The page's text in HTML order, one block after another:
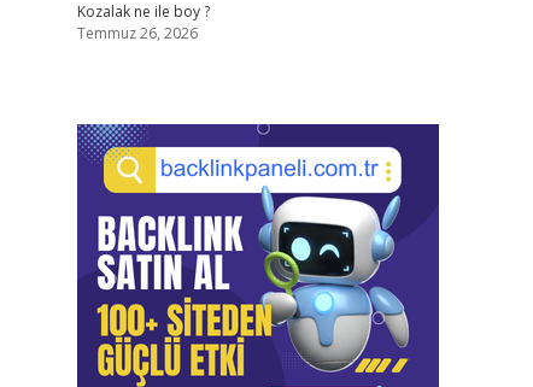
Kozalak ne ile boy ?
Temmuz 26, 2026